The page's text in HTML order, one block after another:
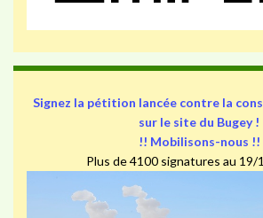
Signez la pétition lancée contre la
sur le site du Bugey !
!! Mobilisons-nous !!
Plus de 4100 signatures au 19/